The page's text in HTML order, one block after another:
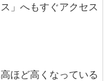
」へもすぐアクセス
ほど高くなっている